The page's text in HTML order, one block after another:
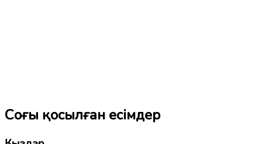
Соңғы қосылған есімдер